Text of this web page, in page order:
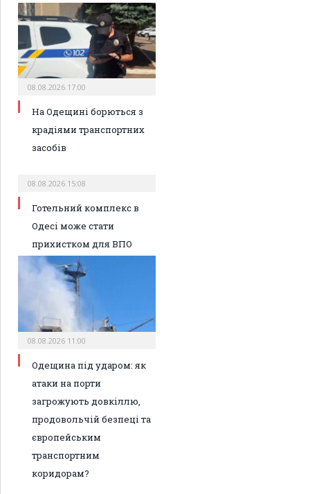
08.08.2026 17:00
На Одещині борються з
крадіями транспортних
засобів
08.08.2026 15:08
Готельний комплекс в
Одесі може стати
прихистком для ВПО
08.08.2026 11:00
Одещина під ударом: як
атаки на порти
загрожують довкіллю,
продовольчій безпеці та
європейським
транспортним
коридорам?